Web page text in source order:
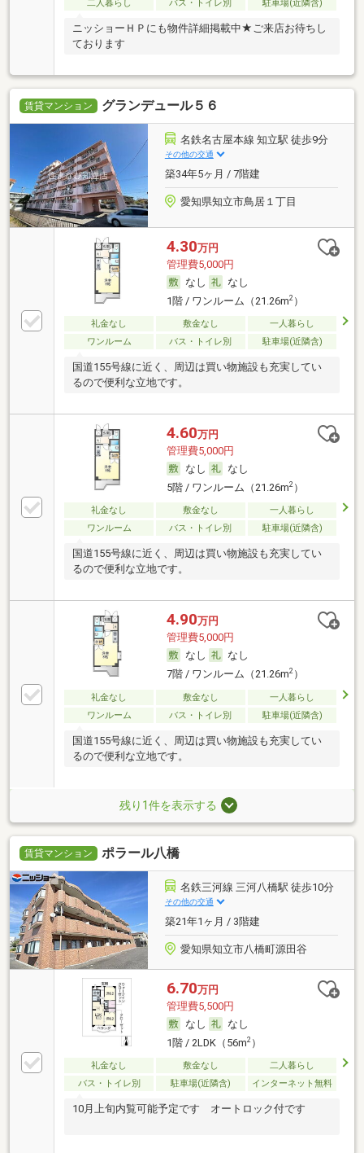
二人暮らし バス・トイレ別 駐車場(近隣含)
ニッショーＨＰにも物件詳細掲載中★ご来店お待ちし
ております
賃貸マンション グランデュール５６
名鉄名古屋本線 知立駅 徒歩9分
その他の交通
築34年5ヶ月 / 7階建
愛知県知立市鳥居１丁目
4.30万円
管理費5,000円
なし
なし
1階 / ワンルーム（21.26m2）
礼金なし 敷金なし
一人暮らし
ワンルーム
バス・トイレ別 駐車場(近隣含)
国道155号線に近く、周辺は買い物施設も充実してい
るので便利な立地です。
4.60万円
管理費5,000円
なし
なし
5階 / ワンルーム（21.26m2）
礼金なし 敷金なし
一人暮らし
ワンルーム
バス・トイレ別 駐車場(近隣含)
国道155号線に近く、周辺は買い物施設も充実してい
るので便利な立地です。
4.90万円
管理費5,000円
なし
なし
7階 / ワンルーム（21.26m2）
礼金なし 敷金なし
一人暮らし
ワンルーム
バス・トイレ別 駐車場(近隣含)
国道155号線に近く、周辺は買い物施設も充実してい
るので便利な立地です。
残り1件を表示する
賃貸マンション ポラール八橋
名鉄三河線 三河八橋駅 徒歩10分
その他の交通
築21年1ヶ月 / 3階建
愛知県知立市八橋町源田谷
6.70万円
管理費5,500円
なし
なし
1階 / 2LDK（56m2）
礼金なし 敷金なし
二人暮らし
バス・トイレ別
駐車場(近隣含) インターネット無料
10月上旬内覧可能予定です オートロック付です